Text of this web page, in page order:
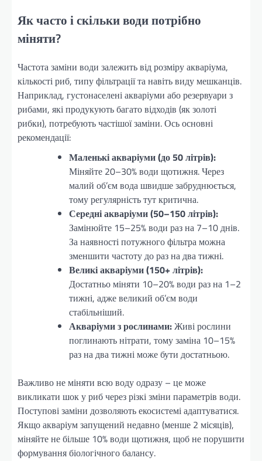
Як часто і скільки води потрібно
міняти?
Частота заміни води залежить від розміру акваріума,
кількості риб, типу фільтрації та навіть виду мешканців.
Наприклад, густонаселені акваріуми або резервуари з
рибами, які продукують багато відходів (як золоті
рибки), потребують частішої заміни. Ось основні
рекомендації:
Маленькі акваріуми (до 50 літрів):
Міняйте 20–30% води щотижня. Через
малий об’єм вода швидше забруднюється,
тому регулярність тут критична.
Середні акваріуми (50–150 літрів):
Замінюйте 15–25% води раз на 7–10 днів.
За наявності потужного фільтра можна
зменшити частоту до раз на два тижні.
Великі акваріуми (150+ літрів):
Достатньо міняти 10–20% води раз на 1–2
тижні, адже великий об’єм води
стабільніший.
Акваріуми з рослинами:Живі рослини
поглинають нітрати, тому заміна 10–15%
раз на два тижні може бути достатньою.
Важливо не міняти всю воду одразу – це може
викликати шок у риб через різкі зміни параметрів води.
Поступові заміни дозволяють екосистемі адаптуватися.
Якщо акваріум запущений недавно (менше 2 місяців),
міняйте не більше 10% води щотижня, щоб не порушити
формування біологічного балансу.